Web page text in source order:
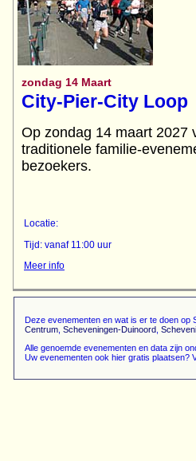
zondag 14 Maart
City-Pier-City Loop
Op zondag 14 maart 2027
traditionele familie-
bezoekers.
Locatie:
Tijd: vanaf 11:00 uur
Meer info
Deze evenementen en wat is er te doen op
Centrum Scheveningen-Duinoord
Alle genoemde evenementen en data zijn
Uw evenementen ook hier gratis plaatsen?